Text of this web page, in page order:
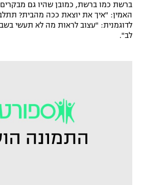
ברשת כמו ברשת, כמובן שהיו גם
האמין: "איך את יוצאת ככה מהבית?
לדוגמנית: "עצוב לראות מה לא תעשי
לב".